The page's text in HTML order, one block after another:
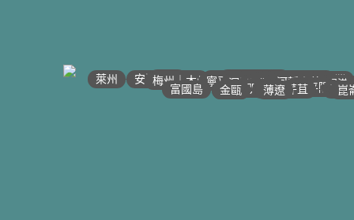
• 河江｜高平
沙壩 •
萊州 • 宣光 •
安沛｜木江界 • • 太原
梅州｜木州 •• 北江｜北寧
• 下龍灣
• 河內
• 海防｜海洋
• 南定｜清化
寧平 •• 河靜｜義安
洞海 •
順化 •• 峴港
•
邦美蜀 •
大叻
平陽 •
西寧 •
胡志明 •
美萩 •
富國島 •迪石 •
金甌 • •
• 頭頓
• 芹苴 • 崑
• 薄遼